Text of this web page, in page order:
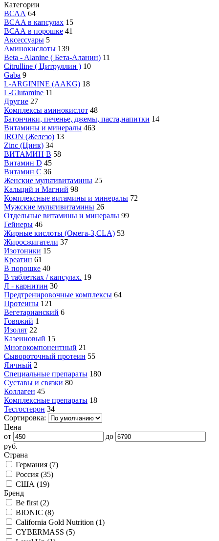
Категории
ВСАА 64
BCAA в капсулах 15
ВСАА в порошке 41
Аксессуары 5
Аминокислоты 139
Beta - Alanine ( Бета-Аланин) 11
Citrulline ( Цитруллин ) 10
Gaba 9
L-ARGININE (AAKG) 18
L-Glutamine 11
Другие 27
Комплексы аминокислот 48
Батончики, печенье, джемы, паста,напитки 14
Витамины и минералы 463
IRON (Железо) 13
Zinc (Цинк) 34
ВИТАМИН B 58
Витамин D 45
Витамин С 36
Женские мультивитамины 25
Кальций и Магний 98
Комплексные витамины и минералы 72
Мужские мультивитамины 26
Отдельные витамины и минералы 99
Гейнеры 46
Жирные кислоты (Омега-3,CLA) 53
Жиросжигатели 37
Изотоники 15
Креатин 61
В порошке 40
В таблетках / капсулах. 19
Л - карнитин 30
Предтренировочные комплексы 64
Протеины 121
Вегетарианский 6
Говяжий 1
Изолят 22
Казеиновый 15
Многокомпонентный 21
Сывороточный протеин 55
Яичный 2
Специальные препараты 180
Суставы и связки 80
Коллаген 45
Комплексные препараты 18
Тестостерон 34
Сортировка:
Цена
от
до
руб.
Страна
Германия (7)
Россия (35)
США (19)
Бренд
Be first (2)
BIONIC (8)
California Gold Nutrition (1)
CYBERMASS (5)